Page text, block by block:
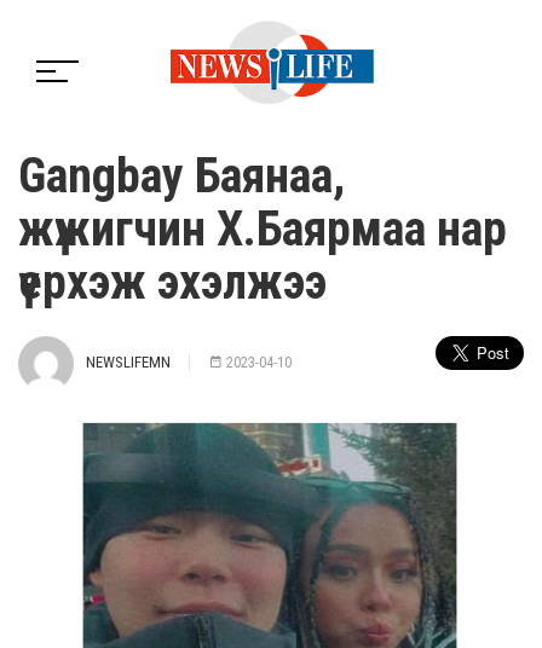
Gangbay Баянаа,
жүжигчин Х.Баярмаа нар
үерхэж эхэлжээ
NEWSLIFEMN 2023-04-10